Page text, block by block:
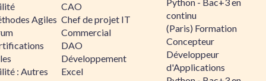
Agiles
: Autres
CAO
Chef de projet IT
Commercial
DAO
Développement
Excel
continu
(Paris) Formation
Concepteur
Développeur
d'Applications